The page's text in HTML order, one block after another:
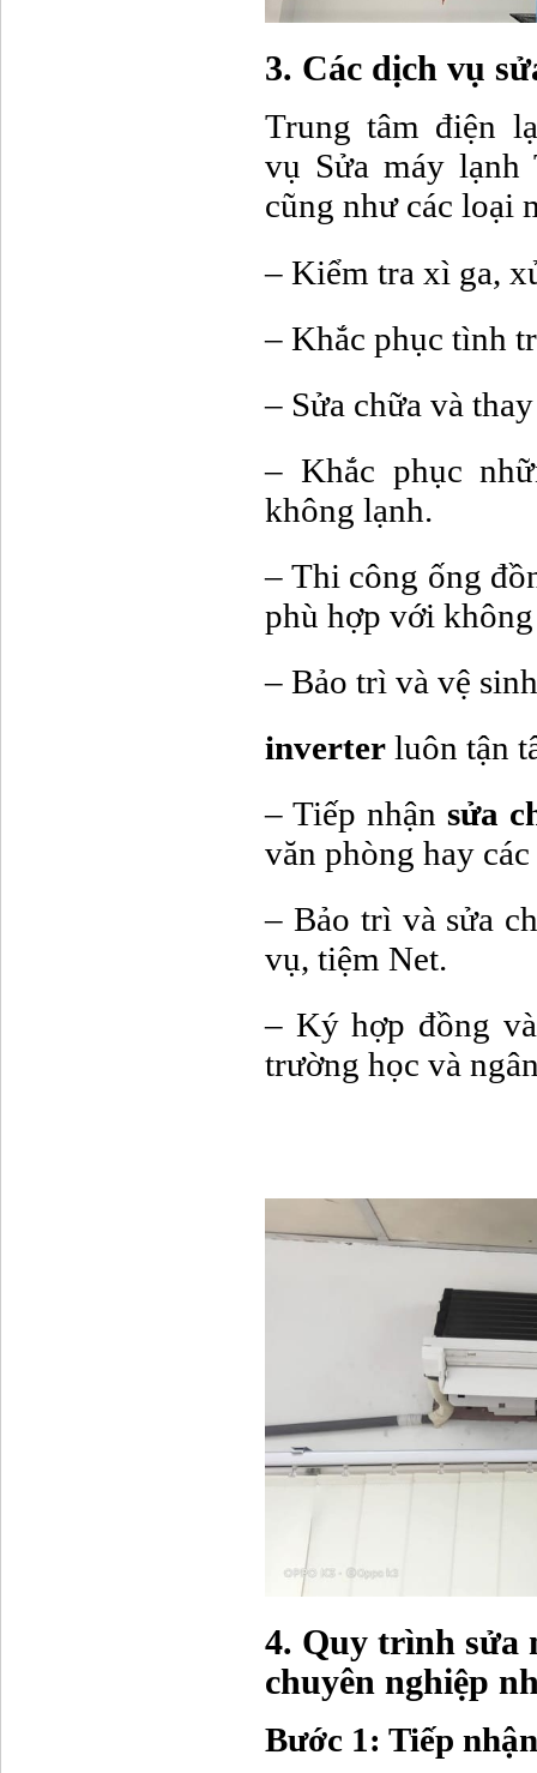
3. Các dịch vụ
Trung tâm điện
vụ Sửa máy
cũng như các loại
– Kiểm tra xì ga,
– Khắc phục tình
– Sửa chữa và
– Khắc phục
không lạnh.
– Thi công ống
phù hợp với
– Bảo trì và vệ
inverter luôn tận
– Tiếp nhậnsửa
văn phòng hay
– Bảo trì và sửa
vụ, tiệm Net.
– Ký hợp đồng
trường học và
4. Quy trình sửa
chuyên nghiệp
Bước 1: Tiếp